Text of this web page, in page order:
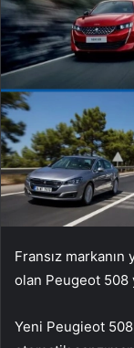
Fransız
olan Peugeot 508
Yeni Peugieot